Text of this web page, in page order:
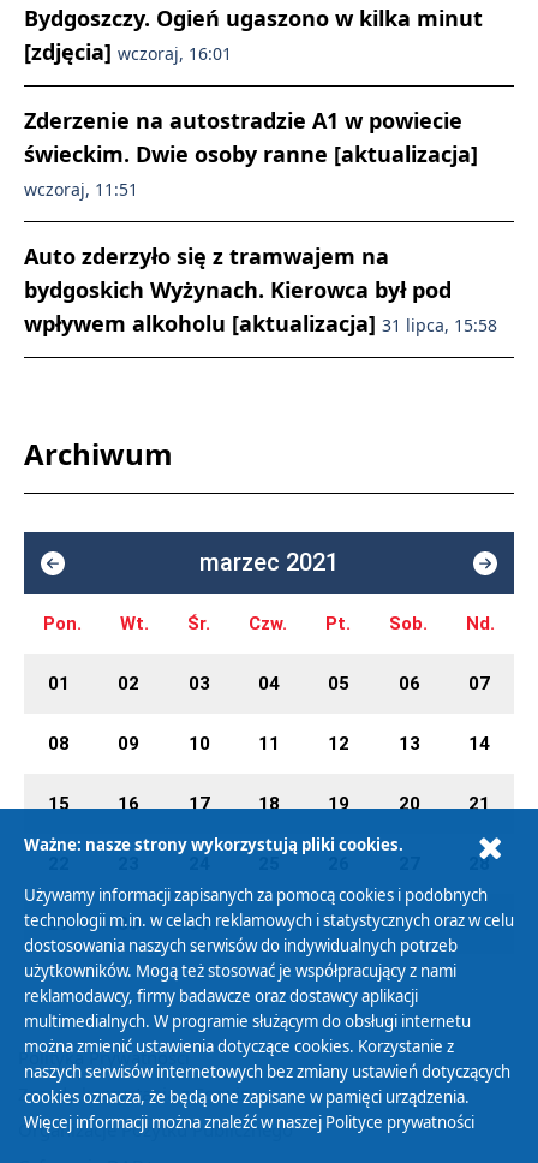
Bydgoszczy. Ogień ugaszono w kilka minut
[zdjęcia] wczoraj, 16:01
Zderzenie na autostradzie A1 w powiecie
świeckim. Dwie osoby ranne [aktualizacja]
wczoraj, 11:51
Auto zderzyło się z tramwajem na
bydgoskich Wyżynach. Kierowca był pod
wpływem alkoholu [aktualizacja] 31 lipca, 15:58
Archiwum
marzec 2021
Pon. Wt. Śr. Czw. Pt. Sob. Nd.
01 02 03 04 05 06 07
08 09 10 11 12 13 14
15 16 17 18 19 20 21
28
29 30 31 01 02 03 04
Polityka Prywatności
Zasady korzystania z Serwisu
Organizacje Pożytku Publicznego
Ważne: nasze strony wykorzystują pliki cookies.
Używamy informacji zapisanych za pomocą cookies i podobnych
technologii m.in. w celach reklamowych i statystycznych oraz w celu
dostosowania naszych serwisów do indywidualnych potrzeb
użytkowników. Mogą też stosować je współpracujący z nami
reklamodawcy, firmy badawcze oraz dostawcy aplikacji
multimedialnych. W programie służącym do obsługi internetu
można zmienić ustawienia dotyczące cookies. Korzystanie z
naszych serwisów internetowych bez zmiany ustawień dotyczących
cookies oznacza, że będą one zapisane w pamięci urządzenia.
Więcej informacji można znaleźć w naszej Polityce prywatności